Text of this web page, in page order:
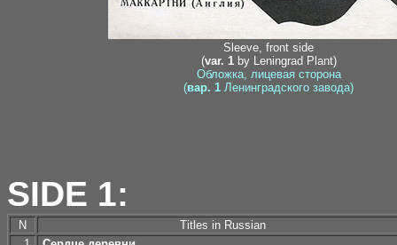
Sleeve, front side
(var. 1by Leningrad Plant)
Обложка, лицевая сторона
(вар. 1 Ленинградского завода)
SIDE 1:
N
Titles in Russian